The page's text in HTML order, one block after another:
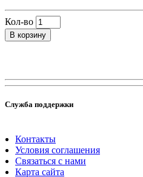
Кол-во
В корзину
Служба поддержки
Контакты
Условия соглашения
Связаться с нами
Карта сайта